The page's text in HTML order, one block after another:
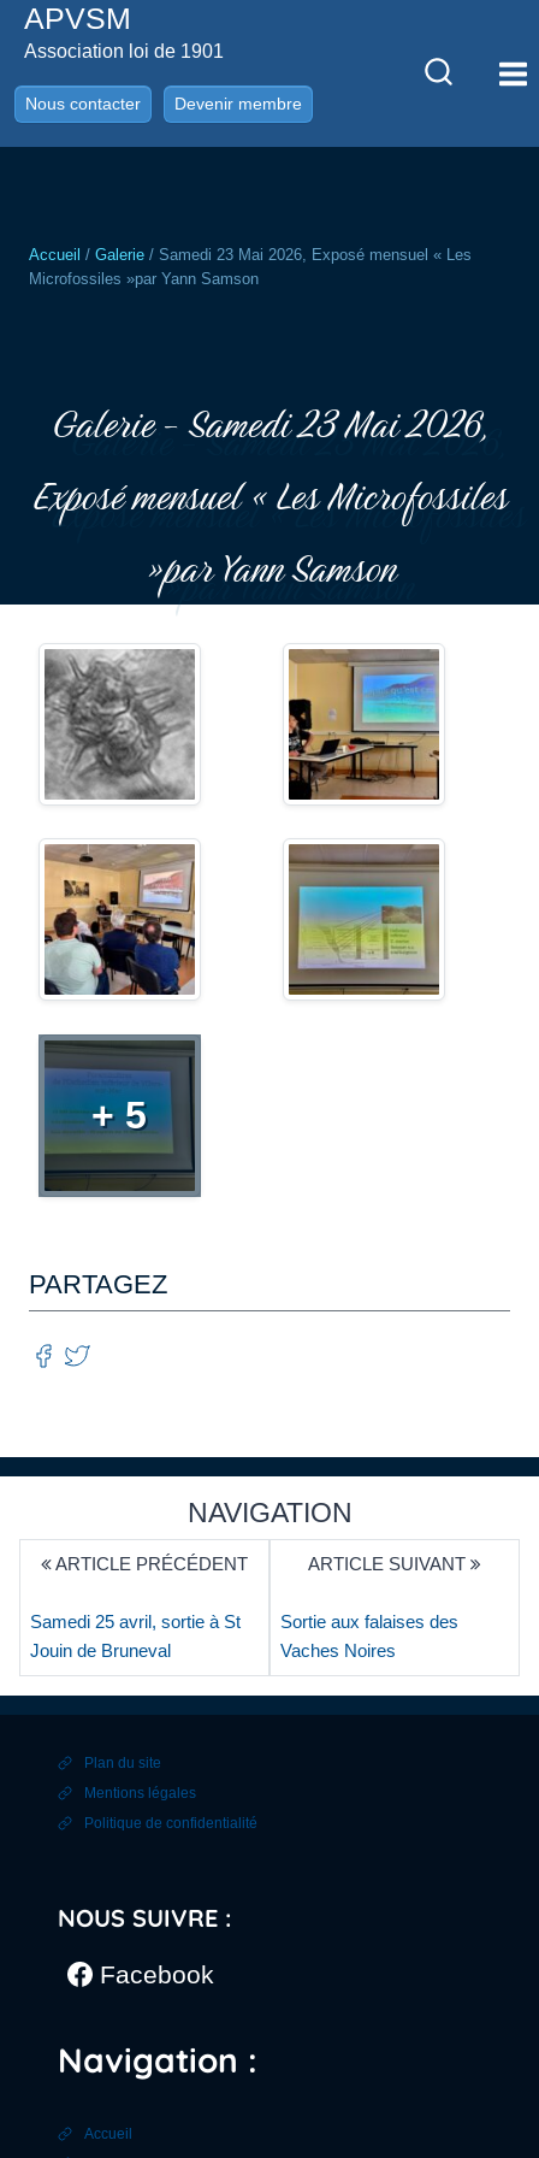
AllerAPVSM
Association loi de 1901
Nous contacter Devenir membre
Accueil / Galerie / Samedi 23 Mai 2026, Exposé mensuel « Les
Microfossiles »par Yann Samson
Galerie - Samedi 23 Mai 2026,
Exposé mensuel « Les Microfossiles
»par Yann Samson
+ 5
PARTAGEZ
NAVIGATION
ARTICLE PRÉCÉDENT
Samedi 25 avril, sortie à St
Jouin de Bruneval
ARTICLE SUIVANT
Sortie aux falaises des
Vaches Noires
Plan du site
Mentions légales
Politique de confidentialité
NOUS SUIVRE :
Facebook
Navigation :
Accueil